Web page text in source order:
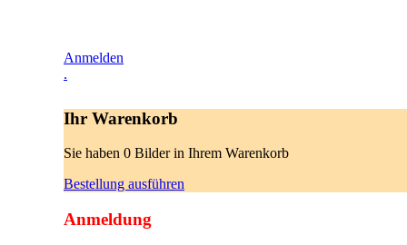
Anmelden
.
Ihr Warenkorb
Sie haben 0 Bilder in Ihrem Warenkorb
Bestellung ausführen
Anmeldung